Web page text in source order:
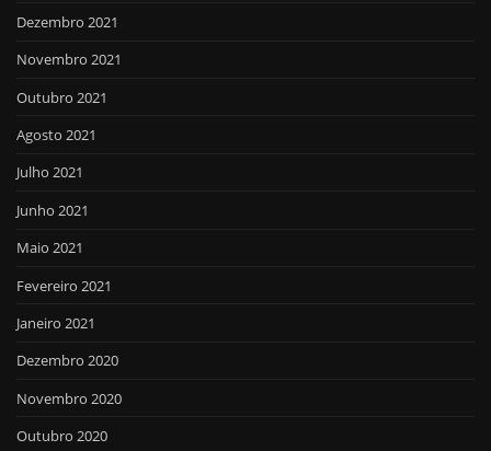
Dezembro 2021
Novembro 2021
Outubro 2021
Agosto 2021
Julho 2021
Junho 2021
Maio 2021
Fevereiro 2021
Janeiro 2021
Dezembro 2020
Novembro 2020
Outubro 2020